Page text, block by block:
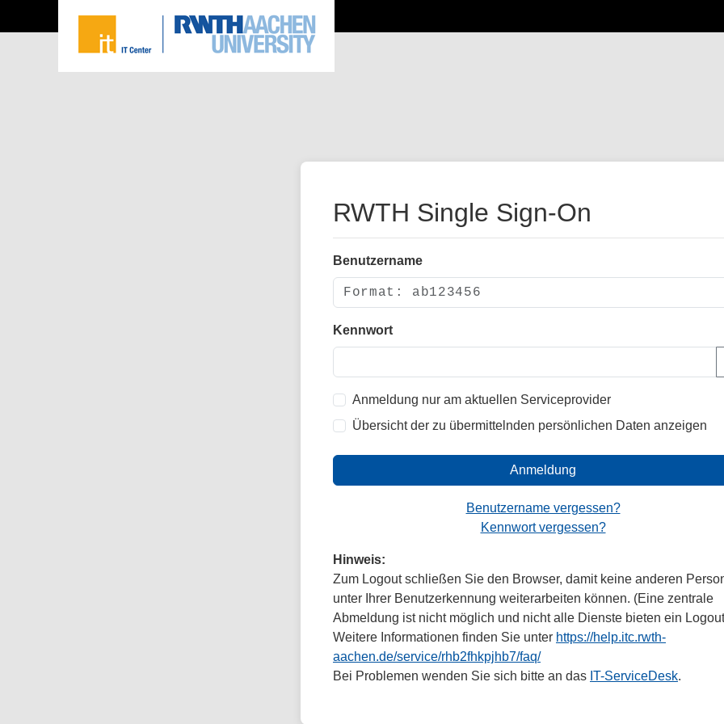
RWTH Single Sign-On
Benutzername
Kennwort
Anmeldung nur am aktuellen Serviceprovider
Übersicht der zu übermittelnden persönlichen Daten anzeigen
Anmeldung
Benutzername vergessen?
Kennwort vergessen?
Hinweis:
Zum Logout schließen Sie den Browser, damit keine anderen
unter Ihrer Benutzerkennung weiterarbeiten können. (Eine zentrale
Abmeldung ist nicht möglich und nicht alle Dienste bieten ein
Weitere Informationen finden Sie unter https://help.itc.rwth-
aachen.de/service/rhb2fhkpjhb7/faq/
Bei Problemen wenden Sie sich bitte an das IT-ServiceDesk.